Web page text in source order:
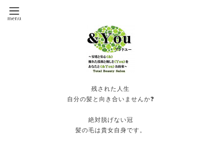
残された人生
自分の髪と向き合いませんか❓
絶対脱げない冠
髪の毛は貴女自身です。